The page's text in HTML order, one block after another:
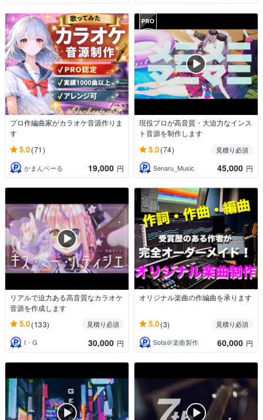
プロ作編曲家がカラオケ音源作りま
す
5.0(71)
かまんベーる 19,000 円
現役プロが高音質・大迫力なインス
ト音源を制作します
5.0(74)
見積り必須
Senaru_Music
45,000 円
リアルで迫力ある高音質なカラオケ
音源を作成します
5.0(133)
見積り必須
I・G
30,000 円
オリジナル楽曲の作編曲を承ります
5.0(3)
見積り必須
Sota＠楽曲製作
60,000 円